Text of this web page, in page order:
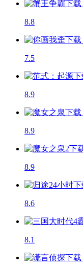
8.8
7.5
8.9
8.9
8.9
8.6
8.1